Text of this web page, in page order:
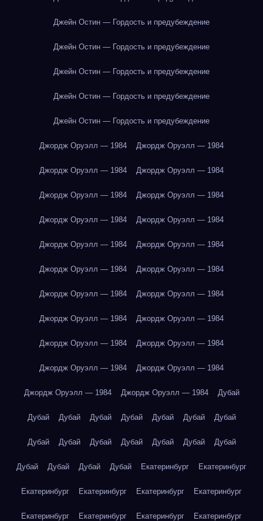
Джейн Остин — Гордость и предубеждение
Джейн Остин — Гордость и предубеждение
Джейн Остин — Гордость и предубеждение
Джейн Остин — Гордость и предубеждение
Джейн Остин — Гордость и предубеждение
Джордж Оруэлл — 1984 Джордж Оруэлл — 1984
Джордж Оруэлл — 1984 Джордж Оруэлл — 1984
Джордж Оруэлл — 1984 Джордж Оруэлл — 1984
Джордж Оруэлл — 1984 Джордж Оруэлл — 1984
Джордж Оруэлл — 1984 Джордж Оруэлл — 1984
Джордж Оруэлл — 1984 Джордж Оруэлл — 1984
Джордж Оруэлл — 1984 Джордж Оруэлл — 1984
Джордж Оруэлл — 1984 Джордж Оруэлл — 1984
Джордж Оруэлл — 1984 Джордж Оруэлл — 1984
Джордж Оруэлл — 1984 Джордж Оруэлл — 1984
Джордж Оруэлл — 1984 Джордж Оруэлл — 1984 Дубай
Дубай Дубай Дубай Дубай Дубай Дубай Дубай
Дубай Дубай Дубай Дубай Дубай Дубай Дубай
Дубай Дубай Дубай Дубай Екатеринбург Екатеринбург
Екатеринбург Екатеринбург Екатеринбург Екатеринбург
Екатеринбург Екатеринбург Екатеринбург Екатеринбург